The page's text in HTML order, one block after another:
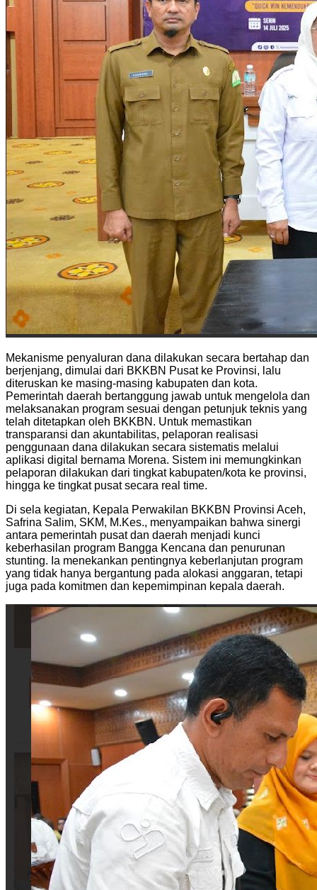
Mekanisme penyaluran dana dilakukan secara bertahap dan
berjenjang, dimulai dari BKKBN Pusat ke Provinsi, lalu
diteruskan ke masing-masing kabupaten dan kota.
Pemerintah daerah bertanggung jawab untuk mengelola dan
melaksanakan program sesuai dengan petunjuk teknis yang
telah ditetapkan oleh BKKBN. Untuk memastikan
transparansi dan akuntabilitas, pelaporan realisasi
penggunaan dana dilakukan secara sistematis melalui
aplikasi digital bernama Morena. Sistem ini memungkinkan
pelaporan dilakukan dari tingkat kabupaten/kota ke provinsi,
hingga ke tingkat pusat secara real time.
Di sela kegiatan, Kepala Perwakilan BKKBN Provinsi Aceh,
Safrina Salim, SKM, M.Kes., menyampaikan bahwa sinergi
antara pemerintah pusat dan daerah menjadi kunci
keberhasilan program Bangga Kencana dan penurunan
stunting. Ia menekankan pentingnya keberlanjutan program
yang tidak hanya bergantung pada alokasi anggaran, tetapi
juga pada komitmen dan kepemimpinan kepala daerah.